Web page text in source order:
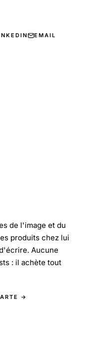
EMAIL
de l'image et du
produits chez lui
Aucune
: il achète tout
→